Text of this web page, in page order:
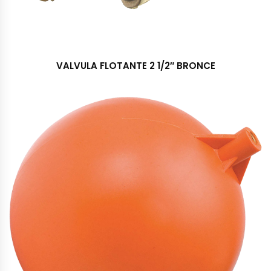
VALVULA FLOTANTE 2 1/2″ BRONCE